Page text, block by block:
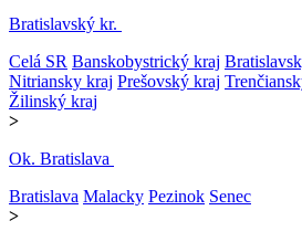
Bratislavský kr.
Celá SR Banskobystrický kraj
Nitriansky kraj Prešovský kraj
Žilinský kraj
>
Ok. Bratislava
Bratislava Malacky Pezinok Senec
>